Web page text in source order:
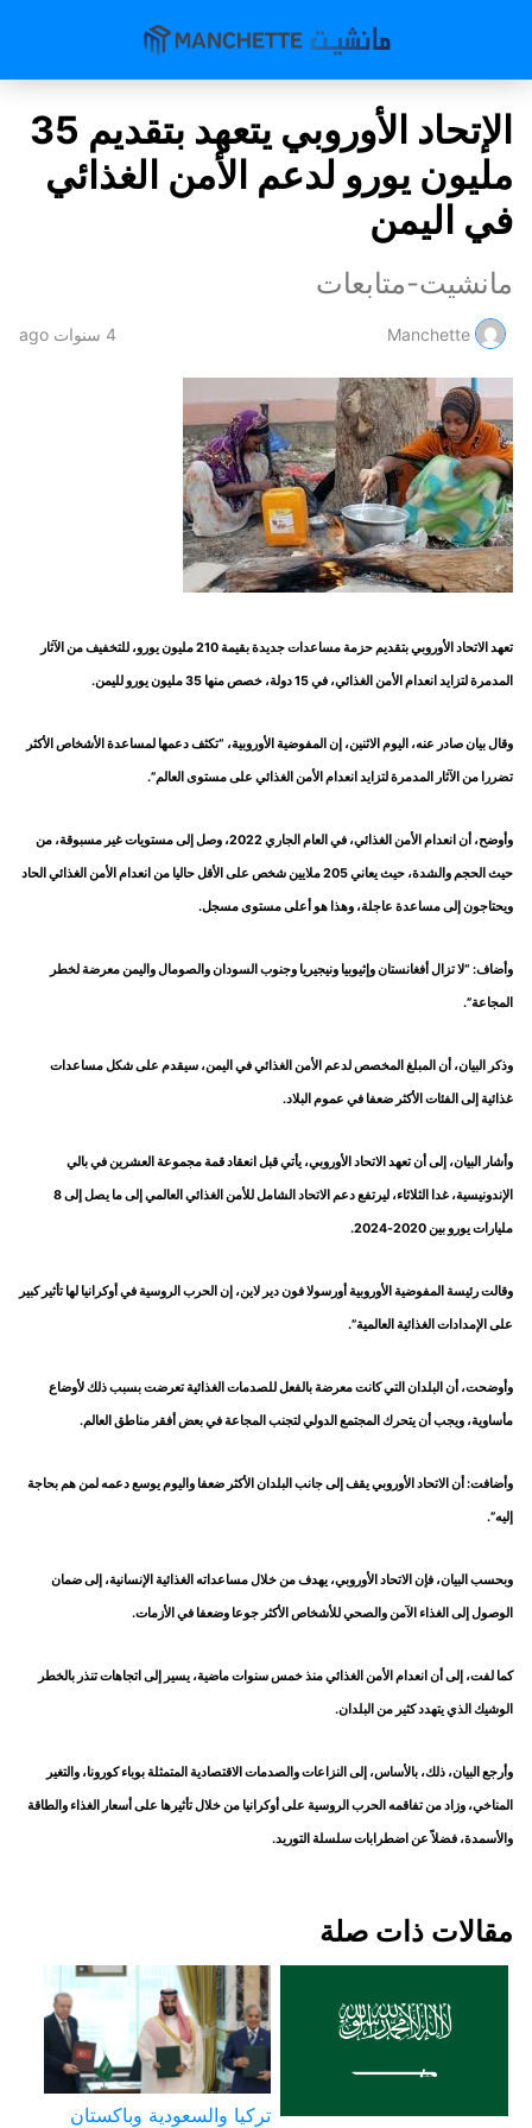
الإتحاد الأوروبي يتعهد بتقديم 35
مليون يورو لدعم الأمن الغذائي
في اليمن
مانشيت-متابعات
Manchette 4 سنوات ago
تعهد الاتحاد الأوروبي بتقديم حزمة مساعدات جديدة بقيمة 210 مليون يورو، للتخفيف من الآثار
المدمرة لتزايد انعدام الأمن الغذائي، في 15 دولة، خصص منها 35 مليون يورو لليمن.
وقال بيان صادر عنه، اليوم الاثنين، إن المفوضية الأوروبية، “تكثف دعمها لمساعدة الأشخاص الأكثر
تضررا من الآثار المدمرة لتزايد انعدام الأمن الغذائي على مستوى العالم”.
وأوضح، أن انعدام الأمن الغذائي، في العام الجاري 2022، وصل إلى مستويات غير مسبوقة، من
حيث الحجم والشدة، حيث يعاني 205 ملايين شخص على الأقل حاليا من انعدام الأمن الغذائي الحاد
ويحتاجون إلى مساعدة عاجلة، وهذا هو أعلى مستوى مسجل.
وأضاف: “لا تزال أفغانستان وإثيوبيا ونيجيريا وجنوب السودان والصومال واليمن معرضة لخطر
المجاعة”.
وذكر البيان، أن المبلغ المخصص لدعم الأمن الغذائي في اليمن، سيقدم على شكل مساعدات
غذائية إلى الفئات الأكثر ضعفا في عموم البلاد.
وأشار البيان، إلى أن تعهد الاتحاد الأوروبي، يأتي قبل انعقاد قمة مجموعة العشرين في بالي
الإندونيسية، غدا الثلاثاء، ليرتفع دعم الاتحاد الشامل للأمن الغذائي العالمي إلى ما يصل إلى 8
مليارات يورو بين 2020-2024.
وقالت رئيسة المفوضية الأوروبية أورسولا فون دير لاين، إن الحرب الروسية في أوكرانيا لها تأثير كبير
على الإمدادات الغذائية العالمية”.
وأوضحت، أن البلدان التي كانت معرضة بالفعل للصدمات الغذائية تعرضت بسبب ذلك لأوضاع
مأساوية، ويجب أن يتحرك المجتمع الدولي لتجنب المجاعة في بعض أفقر مناطق العالم.
وأضافت: أن الاتحاد الأوروبي يقف إلى جانب البلدان الأكثر ضعفا واليوم يوسع دعمه لمن هم بحاجة
إليه”.
وبحسب البيان، فإن الاتحاد الأوروبي، يهدف من خلال مساعداته الغذائية الإنسانية، إلى ضمان
الوصول إلى الغذاء الآمن والصحي للأشخاص الأكثر جوعا وضعفا في الأزمات.
كما لفت، إلى أن انعدام الأمن الغذائي منذ خمس سنوات ماضية، يسير إلى اتجاهات تنذر بالخطر
الوشيك الذي يتهدد كثير من البلدان.
وأرجع البيان، ذلك، بالأساس، إلى النزاعات والصدمات الاقتصادية المتمثلة بوباء كورونا، والتغير
المناخي، وزاد من تفاقمه الحرب الروسية على أوكرانيا من خلال تأثيرها على أسعار الغذاء والطاقة
والأسمدة، فضلاً عن اضطرابات سلسلة التوريد.
مقالات ذات صلة
تركيا والسعودية وباكستان